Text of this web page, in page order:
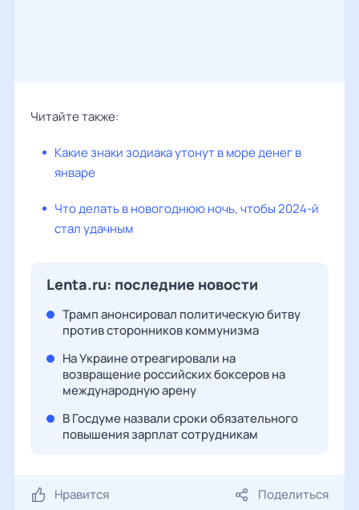
Читайте также:
Какие знаки зодиака утонут в море денег в
январе
Что делать в новогоднюю ночь, чтобы 2024-й
стал удачным
Lenta.ru: последние новости
Трамп анонсировал политическую битву
против сторонников коммунизма
На Украине отреагировали на
возвращение российских боксеров на
международную арену
В Госдуме назвали сроки обязательного
повышения зарплат сотрудникам
Нравится Поделиться